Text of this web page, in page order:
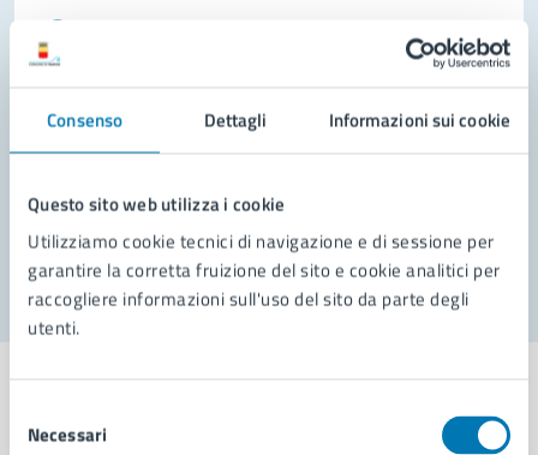
Consenso Dettagli Informazioni sui cookie
Questo sito web utilizza i cookie
Utilizziamo cookie tecnici di navigazione e di sessione per
garantire la corretta fruizione del sito e cookie analitici per
raccogliere informazioni sull'uso del sito da parte degli
utenti.
delNecessari
Prenota appuntamento
Problemi in città
Segnala disservizio